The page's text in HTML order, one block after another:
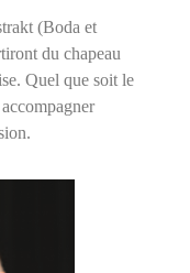
(Boda et
du chapeau
Quel que soit le